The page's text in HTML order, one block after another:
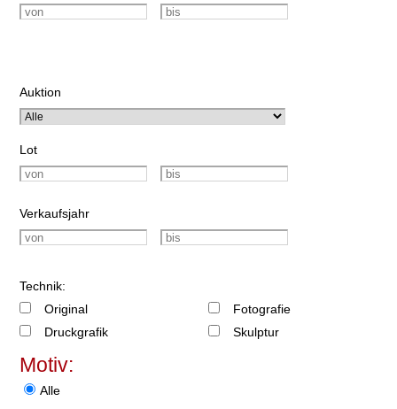
Auktion
Lot
Verkaufsjahr
Technik:
Original
Druckgrafik
Fotografie
Skulptur
Motiv:
Alle